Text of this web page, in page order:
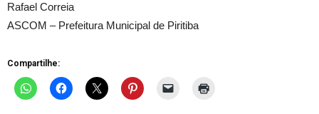
Rafael Correia
ASCOM – Prefeitura Municipal de Piritiba
Compartilhe: